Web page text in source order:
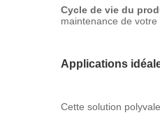
Cycle de vie du
maintenance de votre
Applications
Cette solution